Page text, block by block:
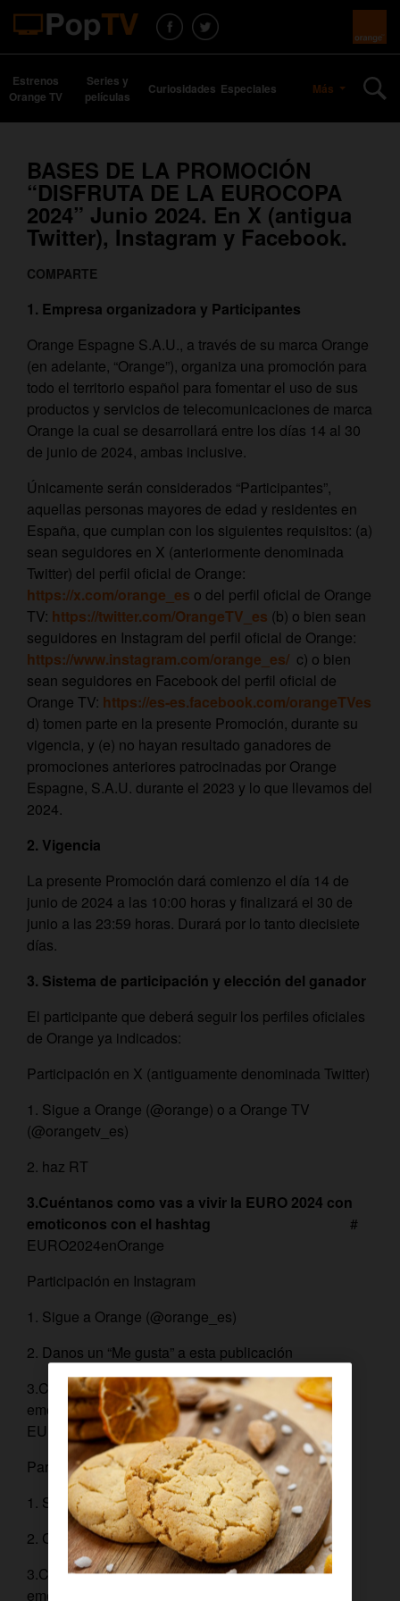
Estrenos
Orange TV
Series y
películas
Curiosidades Especiales Más
BASES DE LA PROMOCIÓN
“DISFRUTA DE LA EUROCOPA
2024” Junio 2024. En X (antigua
Twitter), Instagram y Facebook.
COMPARTE
1. Empresa organizadora y Participantes
Orange Espagne S.A.U., a través de su marca Orange
(en adelante, “Orange”), organiza una promoción para
todo el territorio español para fomentar el uso de sus
productos y servicios de telecomunicaciones de marca
Orange la cual se desarrollará entre los días 14 al 30
de junio de 2024, ambas inclusive.
Únicamente serán considerados “Participantes”,
aquellas personas mayores de edad y residentes en
España, que cumplan con los siguientes requisitos: (a)
sean seguidores en X (anteriormente denominada
Twitter) del perfil oficial de Orange:
https://x.com/orange_es o del perfil oficial de Orange
TV: https://twitter.com/OrangeTV_es (b) o bien sean
seguidores en Instagram del perfil oficial de Orange:
https://www.instagram.com/orange_es/ c) o bien
sean seguidores en Facebook del perfil oficial de
Orange TV: https://es-es.facebook.com/orangeTVes
d) tomen parte en la presente Promoción, durante su
vigencia, y (e) no hayan resultado ganadores de
promociones anteriores patrocinadas por Orange
Espagne, S.A.U. durante el 2023 y lo que llevamos del
2024.
2. Vigencia
La presente Promoción dará comienzo el día 14 de
junio de 2024 a las 10:00 horas y finalizará el 30 de
junio a las 23:59 horas. Durará por lo tanto diecisiete
días.
3. Sistema de participación y elección del ganador
El participante que deberá seguir los perfiles oficiales
de Orange ya indicados:
Participación en X (antiguamente denominada Twitter)
1. Sigue a Orange (@orange) o a Orange TV
(@orangetv_es)
2. haz RT
3.Cuéntanos como vas a vivir la EURO 2024 con
emoticonos con el hashtag #
EURO2024enOrange
Participación en Instagram
1. Sigue a Orange (@orange_es)
2. Danos un “Me gusta” a esta publicación
3.Cuéntanos como vas a vivir la EURO 2024 con
emoticonos con el hashtag #
EURO2024enOrange
Participación en Facebook
1. Sigue a Orange TV (@OrangeTVes)
2. Comparte
3.Cuéntanos como vas a vivir la EURO 2024 con
emoticonos con el hashtag #